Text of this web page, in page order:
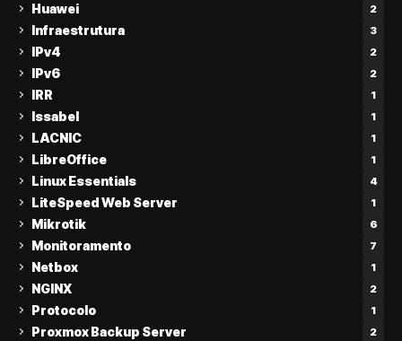
Huawei 2
Infraestrutura 3
IPv4 2
IPv6 2
IRR 1
Issabel 1
LACNIC 1
LibreOffice 1
Linux Essentials 4
LiteSpeed Web Server 1
Mikrotik 6
Monitoramento 7
Netbox 1
NGINX 2
Protocolo 1
Proxmox Backup Server 2